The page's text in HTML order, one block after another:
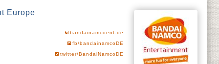
Europe
bandainamcoent.de
fb/bandainamcoDE
twitter/BandaiNamcoDE